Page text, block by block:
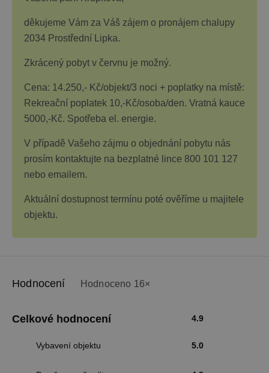
děkujeme Vám za Váš zájem o pronájem chalupy
2034 Prostřední Lipka.
Zkrácený pobyt v červnu je možný.
Cena: 14.250,- Kč/objekt/3 noci + poplatky na místě:
Rekreační poplatek 10,-Kč/osoba/den. Vratná kauce
5000,-Kč. Spotřeba el. energie.
V případě Vašeho zájmu o objednání pobytu nás
prosím kontaktujte na bezplatné lince 800 101 127
nebo emailem.
Aktuální dostupnost termínu poté ověříme u majitele
objektu.
Hodnocení Hodnoceno 16×
Celkové hodnocení 4.9
Vybavení objektu 5.0